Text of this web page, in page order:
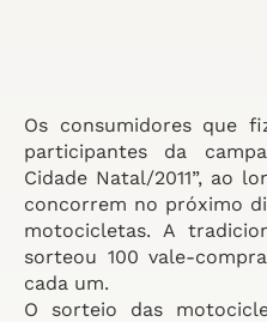
Os consumidores que
participantes da
Cidade Natal/2011”, ao
concorrem no próximo
motocicletas. A
sorteou 100 vale-
cada um.
O sorteio das